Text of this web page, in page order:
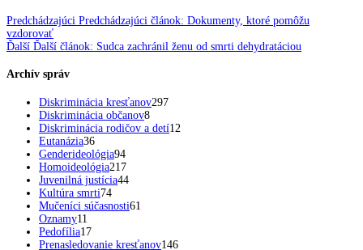
Predchádzajúci Predchádzajúci článok: Dokumenty, ktoré pomôžu
vzdorovať
Ďalší Ďalší článok: Sudca zachránil ženu od smrti dehydratáciou
Archív správ
Diskriminácia kresťanov297
Diskriminácia občanov8
Diskriminácia rodičov a detí12
Eutanázia36
Genderideológia94
Homoideológia217
Juvenilná justícia44
Kultúra smrti74
Mučeníci súčasnosti61
Oznamy11
Pedofília17
Prenasledovanie kresťanov146